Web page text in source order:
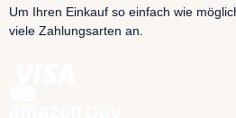
Um Ihren Einkauf so einfach wie
viele Zahlungsarten an.